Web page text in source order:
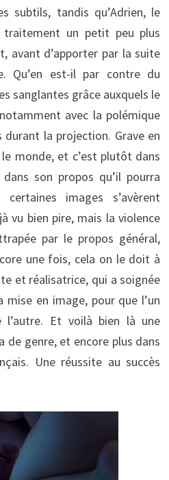
subtils, tandis qu’Adrien, le
un petit peu plus
avant d’apporter par la suite
Qu’en est-il par contre du
sanglantes grâce auxquels le
avec la polémique
la projection. Grave en
monde, et c’est plutôt dans
son propos qu’il pourra
images s’avèrent
vu bien pire, mais la violence
par le propos général,
une fois, cela on le doit à
et réalisatrice, qui a soignée
mise en image, pour que l’un
l’autre. Et voilà bien là une
de genre, et encore plus dans
Une réussite au succès